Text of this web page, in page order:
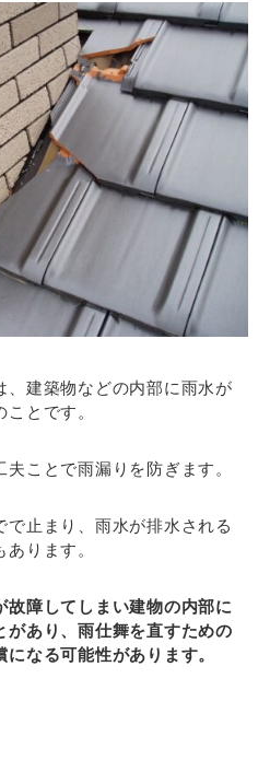
建築物などの内部に雨水が
とです。
ことで雨漏りを防ぎます。
止まり、雨水が排水される
ります。
故障してしまい建物の内部に
があり、雨仕舞を直すための
なる可能性があります。